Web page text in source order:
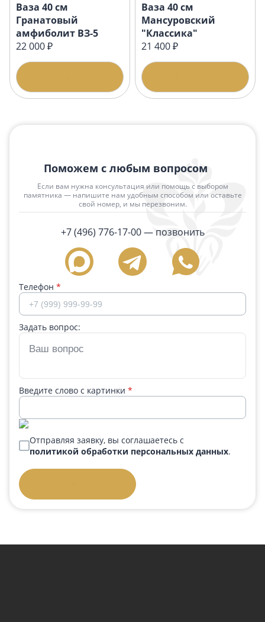
Ваза 40 см
Гранатовый
амфиболит ВЗ-5
22 000 ₽
Ваза 40 см
Мансуровский
"Классика"
21 400 ₽
Поможем с любым вопросом
Если вам нужна консультация или помощь с выбором
памятника — напишите нам удобным способом или оставьте
свой номер, и мы перезвоним.
+7 (496) 776-17-00— позвонить
Телефон *
Задать вопрос:
Введите слово с картинки *
Отправляя заявку, вы соглашаетесь с
политикой обработки персональных данных.